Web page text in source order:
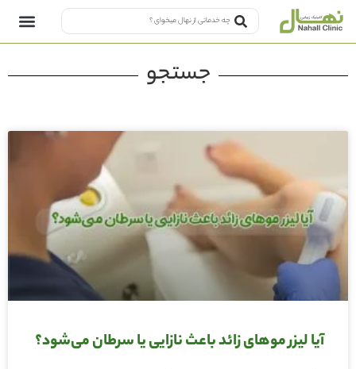
جستجو
آیا لیزر موهای زائد باعث نازایی یا سرطان می‌شود؟